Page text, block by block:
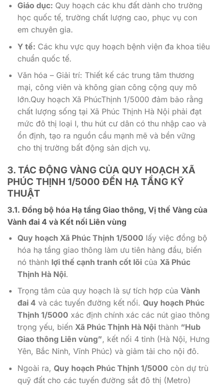
Giáo dục: Quy hoạch các khu đất dành cho trường
học quốc tế, trường chất lượng cao, phục vụ con
em chuyên gia.
Y tế: Các khu vực quy hoạch bệnh viện đa khoa tiêu
chuẩn quốc tế.
Văn hóa – Giải trí: Thiết kế các trung tâm thương
mại, công viên và không gian công cộng quy mô
lớn.Quy hoạch Xã PhúcThịnh 1/5000 đảm bảo rằng
chất lượng sống tại Xã Phúc Thịnh Hà Nội phải đạt
mức đô thị loại I, thu hút cư dân có thu nhập cao và
ổn định, tạo ra nguồn cầu mạnh mẽ và bền vững
cho thị trường bất động sản dịch vụ.
3. TÁC ĐỘNG VÀNG CỦA QUY HOẠCH XÃ
PHÚC THỊNH 1/5000 ĐẾN HẠ TẦNG KỸ
THUẬT
3.1. Đồng bộ hóa Hạ tầng Giao thông, Vị thế Vàng của
Vành đai 4 và Kết nối Liên vùng
Quy hoạch Xã Phúc Thịnh 1/5000 lấy việc đồng bộ
hóa hạ tầng giao thông làm ưu tiên hàng đầu, biến
nó thành lợi thế cạnh tranh cốt lõicủa Xã Phúc
Thịnh Hà Nội.
Trọng tâm của quy hoạch là sự tích hợp của Vành
đai 4 và các tuyến đường kết nối. Quy hoạch Phúc
Thịnh 1/5000 xác định chính xác các nút giao thông
trọng yếu, biến Xã Phúc Thịnh Hà Nộithành “Hub
Giao thông Liên vùng”, kết nối 4tỉnh (Hà Nội, Hưng
Yên, Bắc Ninh, Vĩnh Phúc) và giảm tải cho nội đô.
Ngoài ra, Quy hoạch Phúc Thịnh 1/5000 còn dự trù
quỹ đất cho các tuyến đường sắt đô thị (Metro)